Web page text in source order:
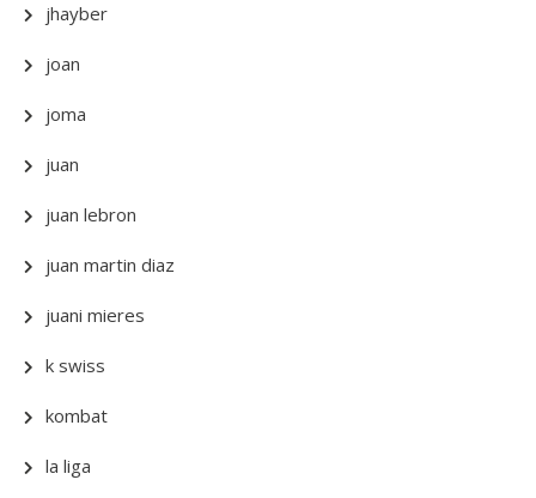
jhayber
joan
joma
juan
juan lebron
juan martin diaz
juani mieres
k swiss
kombat
la liga